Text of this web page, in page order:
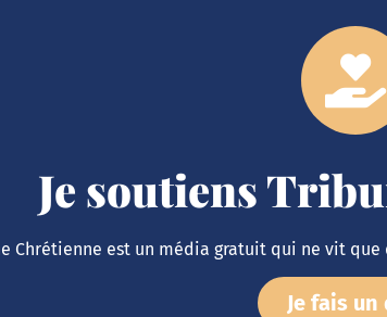
Je soutiens
Chrétienne est un média gratuit qui ne vit
Je fais un